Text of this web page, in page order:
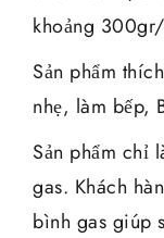
khoảng
Sản phẩm
nhẹ, làm bếp,
Sản phẩm chỉ
gas. Khách
bình gas giúp